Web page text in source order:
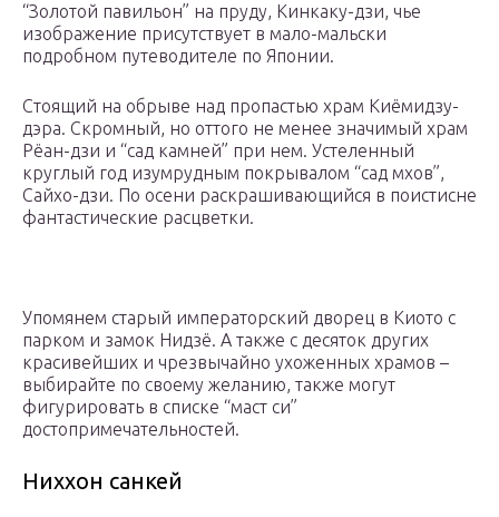
“Золотой павильон” на пруду, Кинкаку-дзи, чье
изображение присутствует в мало-мальски
подробном путеводителе по Японии.
Стоящий на обрыве над пропастью храм Киёмидзу-
дэра. Скромный, но оттого не менее значимый храм
Рёан-дзи и “сад камней” при нем. Устеленный
круглый год изумрудным покрывалом “сад мхов”,
Сайхо-дзи. По осени раскрашивающийся в поистисне
фантастические расцветки.
Упомянем старый императорский дворец в Киото с
парком и замок Нидзё. А также с десяток других
красивейших и чрезвычайно ухоженных храмов –
выбирайте по своему желанию, также могут
фигурировать в списке “маст си”
достопримечательностей.
Ниххон санкей